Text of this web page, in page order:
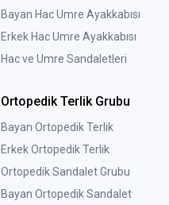
Bayan Hac Umre Ayakkabısı
Erkek Hac Umre Ayakkabısı
Hac ve Umre Sandaletleri
Ortopedik Terlik Grubu
Bayan Ortopedik Terlik
Erkek Ortopedik Terlik
Ortopedik Sandalet Grubu
Bayan Ortopedik Sandalet